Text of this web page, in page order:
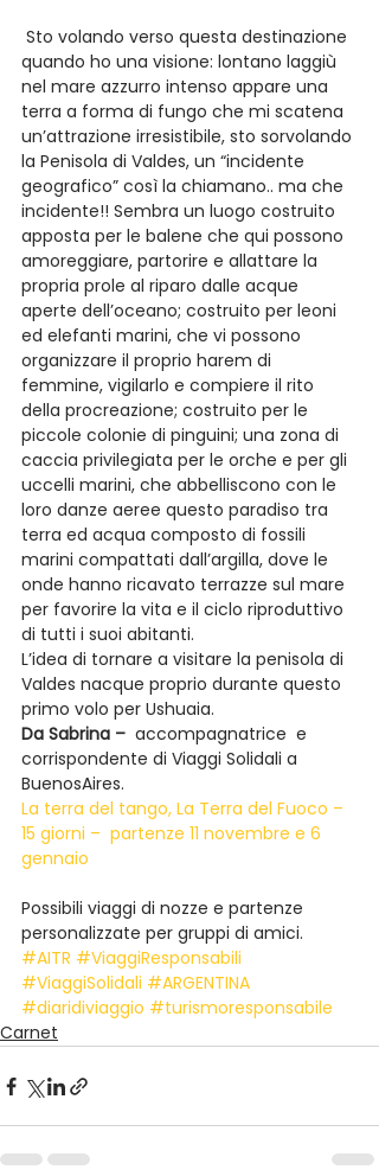
quando ho una visione: lontano laggiù
nel mare azzurro intenso appare una
terra a forma di fungo che mi scatena
un’attrazione irresistibile, sto sorvolando
la Penisola di Valdes, un “incidente
geografico” così la chiamano.. ma che
incidente!! Sembra un luogo costruito
apposta per le balene che qui possono
amoreggiare, partorire e allattare la
propria prole al riparo dalle acque
aperte dell’oceano; costruito per leoni
ed elefanti marini, che vi possono
organizzare il proprio harem di
femmine, vigilarlo e compiere il rito
della procreazione; costruito per le
piccole colonie di pinguini; una zona di
caccia privilegiata per le orche e per gli
uccelli marini, che abbelliscono con le
loro danze aeree questo paradiso tra
terra ed acqua composto di fossili
marini compattati dall’argilla, dove le
onde hanno ricavato terrazze sul mare
per favorire la vita e il ciclo riproduttivo
di tutti i suoi abitanti.
L’idea di tornare a visitare la penisola di
Valdes nacque proprio durante questo
primo volo per Ushuaia.
Da Sabrina – accompagnatrice  e
corrispondente di Viaggi Solidali a
BuenosAires.
La terra del tango, La Terra del Fuoco –
15 giorni –  partenze 11 novembre e 6
gennaio
Possibili viaggi di nozze e partenze
personalizzate per gruppi di amici.
#AITR #ViaggiResponsabili
#ViaggiSolidali #ARGENTINA
#diaridiviaggio #turismoresponsabile
Carnet